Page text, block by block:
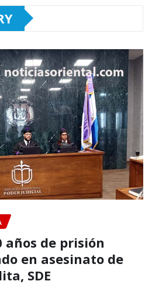
años de prisión
en asesinato de
SDE